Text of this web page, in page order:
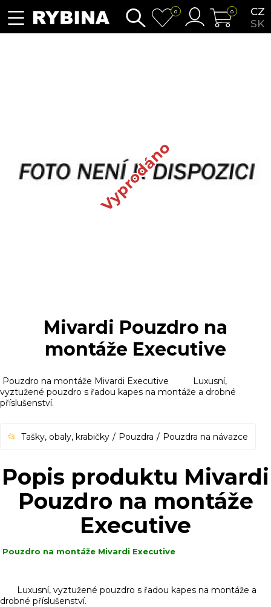
CZ
SK
0 0
Vyprodáno
Mivardi Pouzdro na
montáže Executive
Pouzdro na montáže Mivardi Executive Luxusní,
vyztužené pouzdro s řadou kapes na montáže a drobné
příslušenství.
Tašky, obaly, krabičky Pouzdra Pouzdra na návazce
Popis produktu Mivardi
Pouzdro na montáže
Executive
Pouzdro na montáže Mivardi Executive
Luxusní, vyztužené pouzdro s řadou kapes na montáže a
drobné příslušenství.